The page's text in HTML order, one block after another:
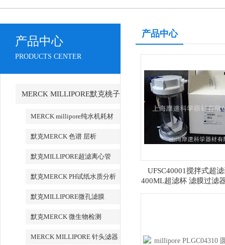
产品中心
PRODUCTS CENTER
MERCK MILLIPORE默克桃子
AV永久地址产品
MERCK millipore纯水机耗材
默克MERCK 色谱 层析
默克MILLIPORE超滤离心管
默克MERCK PH试纸水质分析
默克MILLIPORE微孔滤膜
默克MERCK 微生物检测
MERCK MILLIPORE 针头滤器
产品中心
UFSC40001搅拌式超
400ML超滤杯 滤膜过滤